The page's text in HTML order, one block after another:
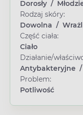
Dorosły /
Rodzaj skóry:
Dowolna /
Część ciała:
Ciało
Działanie/
Antybakteryjne /
Problem:
Potliwość